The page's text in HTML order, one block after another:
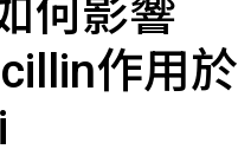
何影響
作用於